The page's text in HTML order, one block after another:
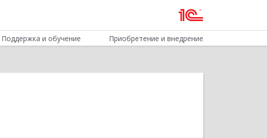
Поддержка и обучение Приобретение и внедрение